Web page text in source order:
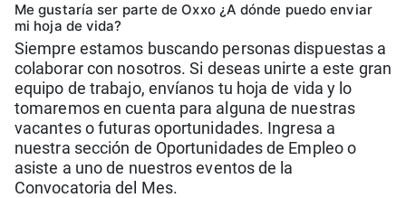
Me gustaría ser parte de Oxxo ¿A dónde puedo enviar
mi hoja de vida?
Siempre estamos buscando personas dispuestas a
colaborar con nosotros. Si deseas unirte a este gran
equipo de trabajo, envíanos tu hoja de vida y lo
tomaremos en cuenta para alguna de nuestras
vacantes o futuras oportunidades. Ingresa a
nuestra sección de Oportunidades de Empleo o
asiste a uno de nuestros eventos de la
Convocatoria del Mes.